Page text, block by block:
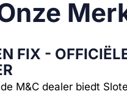
FIX -
M&C dealer biedt